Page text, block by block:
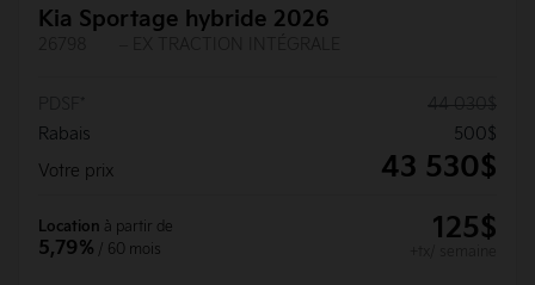
Kia Sportage hybride 2026
Rabais
500$
Votre prix
43 530$
Location à partir de
5,79% / 60 mois
125$